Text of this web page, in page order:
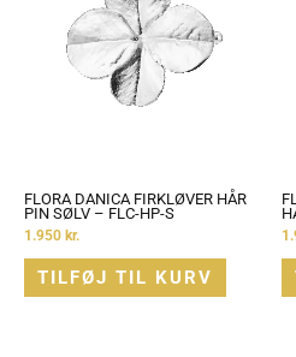
FLORA DANICA FIRKLØVER HÅR
PIN SØLV – FLC-HP-S
1.950 kr.
TILFØJ TIL KURV